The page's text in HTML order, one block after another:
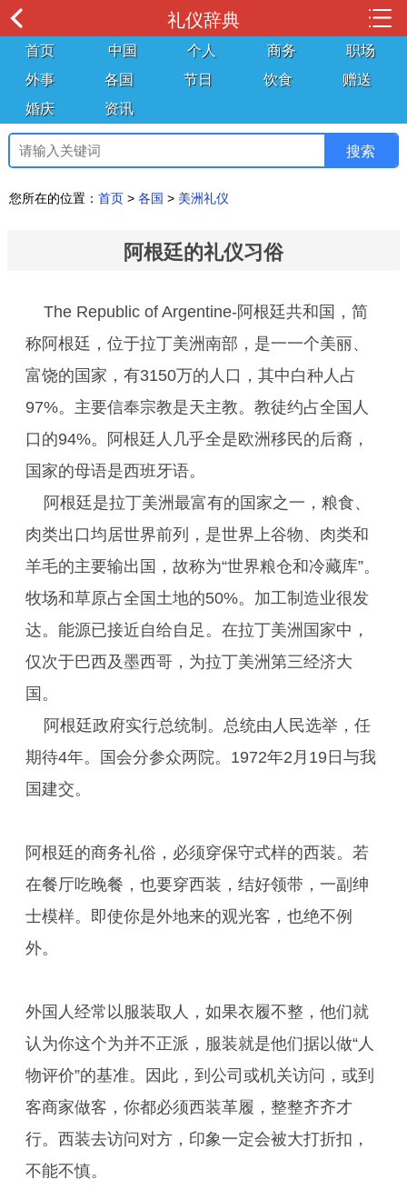
礼仪辞典
首页 中国 个人 商务
职场
外事
各国 节日 饮食
赠送
婚庆
资讯
您所在的位置： 首页 > 各国 > 美洲礼仪
阿根廷的礼仪习俗
The Republic of Argentine-阿根廷共和国，简
称阿根廷，位于拉丁美洲南部，是一一个美丽、
富饶的国家，有3150万的人口，其中白种人占
97%。主要信奉宗教是天主教。教徒约占全国人
口的94%。阿根廷人几乎全是欧洲移民的后裔，
国家的母语是西班牙语。
阿根廷是拉丁美洲最富有的国家之一，粮食、
肉类出口均居世界前列，是世界上谷物、肉类和
羊毛的主要输出国，故称为“世界粮仓和冷藏库”。
牧场和草原占全国土地的50%。加工制造业很发
达。能源已接近自给自足。在拉丁美洲国家中，
仅次于巴西及墨西哥，为拉丁美洲第三经济大
国。
阿根廷政府实行总统制。总统由人民选举，任
期待4年。国会分参众两院。1972年2月19日与我
国建交。
阿根廷的商务礼俗，必须穿保守式样的西装。若
在餐厅吃晚餐，也要穿西装，结好领带，一副绅
士模样。即使你是外地来的观光客，也绝不例
外。
外国人经常以服装取人，如果衣履不整，他们就
认为你这个为并不正派，服装就是他们据以做“人
物评价”的基准。因此，到公司或机关访问，或到
客商家做客，你都必须西装革履，整整齐齐才
行。西装去访问对方，印象一定会被大打折扣，
不能不慎。